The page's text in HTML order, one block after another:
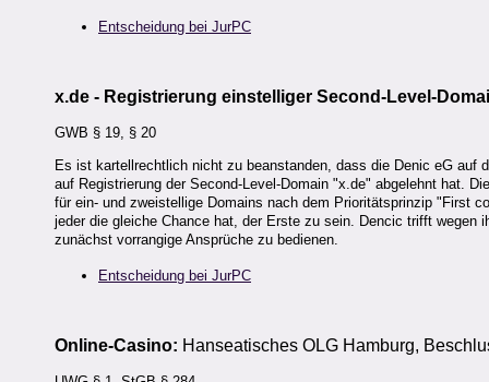
Entscheidung bei JurPC
x.de - Registrierung einstelliger Second-Level-
GWB § 19, § 20
Es ist kartellrechtlich nicht zu beanstanden, dass die Denic eG auf
auf Registrierung der Second-Level-Domain "x.de" abgelehnt hat.
für ein- und zweistellige Domains nach dem Prioritätsprinzip "First
jeder die gleiche Chance hat, der Erste zu sein. Dencic trifft wegen
zunächst vorrangige Ansprüche zu bedienen.
Entscheidung bei JurPC
Online-Casino: Hanseatisches OLG Hamburg,